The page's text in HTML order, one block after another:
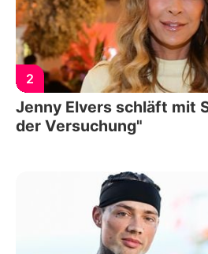
2
Jenny Elvers schläft mit
der Versuchung"